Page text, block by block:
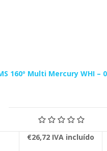
160º Multi Mercury WHI –
€26,72 IVA incluído